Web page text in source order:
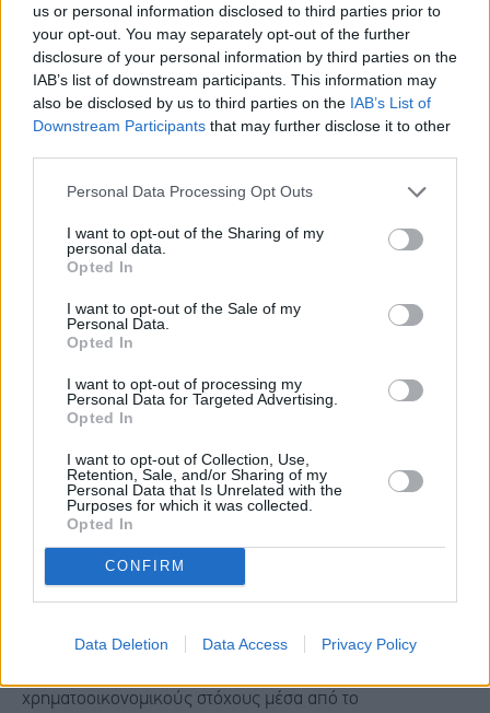
us or personal information disclosed to third parties prior to
your opt-out. You may separately opt-out of the further
disclosure of your personal information by third parties on the
IAB’s list of downstream participants. This information may
also be disclosed by us to third parties on the IAB’s List of
Downstream Participants that may further disclose it to other
Personal Data Processing Opt Outs
I want to opt-out of the Sharing of my
personal data.
Opted In
I want to opt-out of the Sale of my
Personal Data.
Opted In
I want to opt-out of processing my
Personal Data for Targeted Advertising.
Opted In
I want to opt-out of Collection, Use,
Retention, Sale, and/or Sharing of my
Personal Data that Is Unrelated with the
Purposes for which it was collected.
Opted In
CONFIRM
Data Deletion Data Access Privacy Policy
2025, αυξημένες κατά 5% σε ετήσια βάση.
Ο δείκτης κεφαλαιακής επάρκειας Common Equity Tier 1
(CET1) του Ομίλου διαμορφώθηκε στο 12,7% και ο
Εθνικής Ασφαλιστικής, απορροφώντας πρόβλεψη για
διανομή στους μετόχους του 55% επί των κερδών του
2025, την ενισχυμένη αύξηση των δανείων και την
απόσβεση του αναβαλλόμενου φόρου DTC.
Κυρίες και κύριοι μέτοχοι,
Με βασικό σημείο εκκίνησης τις επιτυχίες της Πειραιώς
το 2025 –ισχυρή κερδοφορία, αυξημένη πιστωτική
επέκταση, έλεγχο λειτουργικών δαπανών και ψηφιακό
μετασχηματισμό, καθώς και την
Ασφαλιστικής,που σηματοδοτεί μια νέα εποχή για τον
Όμιλο – παρουσιάσαμε στις αρχές Μαρτίου 2026 τις
χρηματοοικονομικούς στόχους μέσα από το